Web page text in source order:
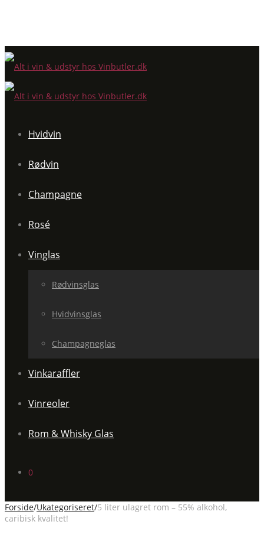
Hvidvin
Rødvin
Champagne
Rosé
Vinglas
Rødvinsglas
Hvidvinsglas
Champagneglas
Vinkaraffler
Vinreoler
Rom & Whisky Glas
0
Forside/Ukategoriseret/5 liter ulagret rom – 55% alkohol,
caribisk kvalitet!